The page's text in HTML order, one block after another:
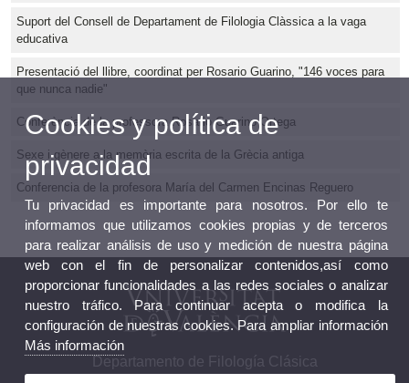
Suport del Consell de Departament de Filologia Clàssica a la vaga
educativa
Presentació del llibre, coordinat per Rosario Guarino, "146 voces para
que nunca nadie"
Conferència de la professora Rosario Guarino Ortega
Sexe i gènere a la memòria escrita de la Grècia antiga
Conferencia de la profesora María del Carmen Encinas Reguero
Departamento de Filología Clásica
Cookies y política de
privacidad
Tu privacidad es importante para nosotros. Por ello te
informamos que utilizamos cookies propias y de terceros
para realizar análisis de uso y medición de nuestra página
web con el fin de personalizar contenidos,así como
proporcionar funcionalidades a las redes sociales o analizar
nuestro tráfico. Para continuar acepta o modifica la
configuración de nuestras cookies. Para ampliar información
Más información